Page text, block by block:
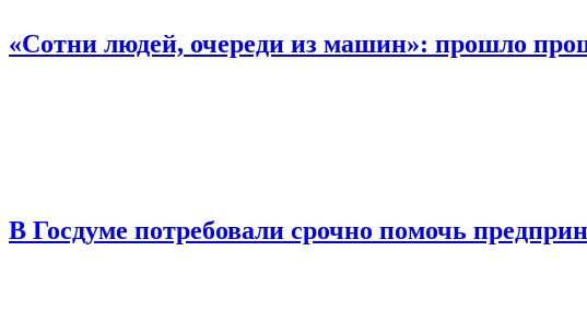
«Сотни людей, очереди из машин»: прошло
В Госдуме потребовали срочно помочь